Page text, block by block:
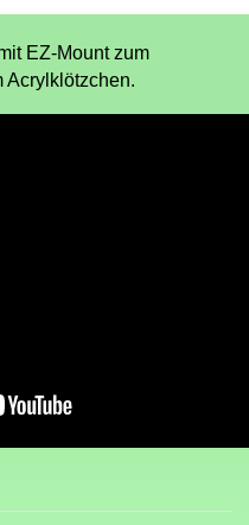
EZ-Mount zum
Acrylklötzchen.